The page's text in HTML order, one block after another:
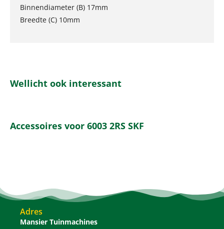
Binnendiameter (B) 17mm
Breedte (C) 10mm
Wellicht ook interessant
Accessoires voor 6003 2RS SKF
Adres
Mansier Tuinmachines